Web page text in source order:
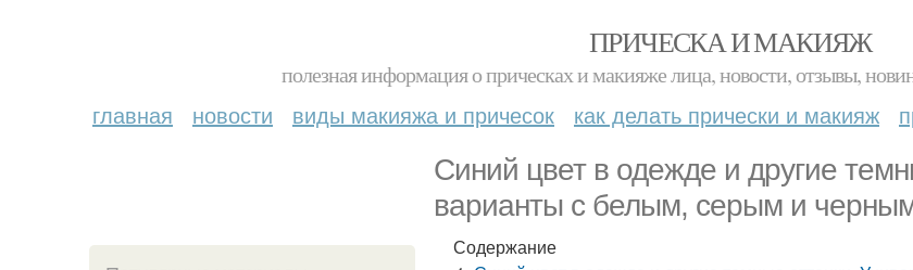
ПРИЧЕСКА И МАКИЯЖ
полезная информация о прическах и макияже лица, новости, отзывы,
главная новости виды макияжа и причесок как делать прически и макияж
Синий цвет в одежде и другие
варианты с белым, серым и
Содержание